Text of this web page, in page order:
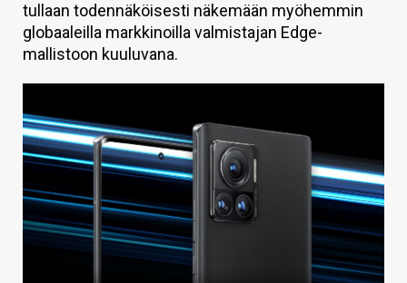
KAUPPA
VAIHDA TEEMA
HAKU
tullaan todennäköisesti näkemään myöhemmin
globaaleilla markkinoilla valmistajan Edge-
mallistoon kuuluvana.